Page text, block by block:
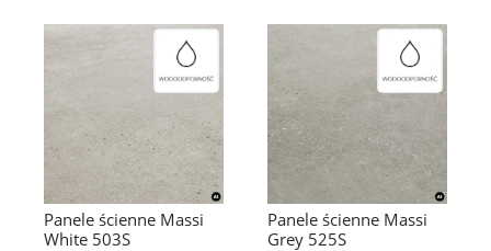
Panele ścienne Massi
White 503S
Panele ścienne Massi
Grey 525S